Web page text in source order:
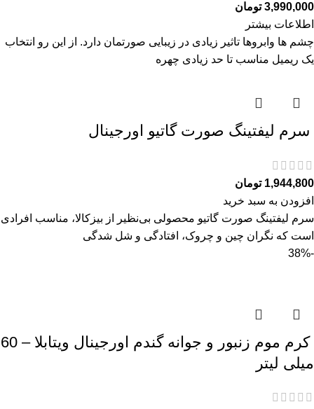
3,990,000 تومان
اطلاعات بیشتر
چشم ها وابروها تاثیر زیادی در زیبایی صورتمان دارد. از این رو انتخاب
یک ریمیل مناسب تا حد زیادی چهره
سرم ليفتينگ صورت گاتیو اورجینال
1,944,800 تومان
افزودن به سبد خرید
سرم ليفتينگ صورت گاتیو محصولی بی‌نظیر از بیزکالا، مناسب افرادی
است که نگران چین و چروک، افتادگی و شل‌ شدگی
-38%
کرم موم زنبور و جوانه گندم اورجینال ویتابلا – 60
میلی لیتر